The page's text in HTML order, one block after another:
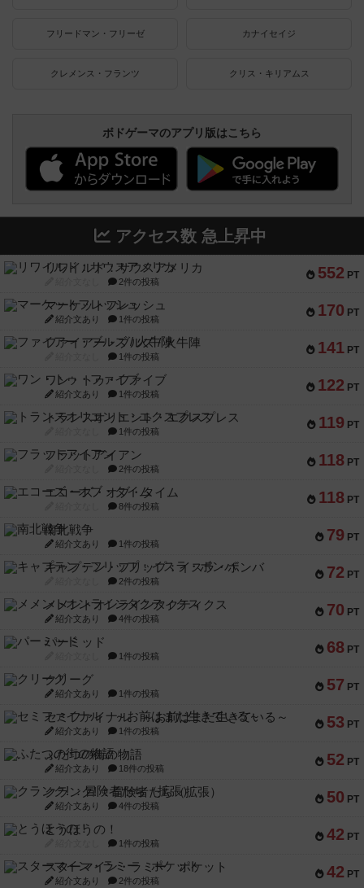
フリードマン・フリーゼ カナイセイジ
クレメンス・フランツ クリス・キリアムス
ボドゲーマのアプリ版はこちら
アクセス数 急上昇中
552 PT
リワイルド：サウスアメリカ
2件の投稿
170 PT
マーケットフレッシュ
紹介文あり 1件の投稿
141 PT
ファイアー・ブルズ / 火牛陣
1件の投稿
122 PT
ワン・トゥ・ファイブ
紹介文あり 1件の投稿
119 PT
トランスオリエント・エクスプレス
1件の投稿
118 PT
フラットアイアン
2件の投稿
118 PT
エコーズ・オブ・タイム
8件の投稿
79 PT
南北戦争
紹介文あり 1件の投稿
72 PT
キャプテン・フリップ：イスラ・ボンバ
2件の投稿
70 PT
メメントオンラインタクティクス
紹介文あり 4件の投稿
68 PT
パーミッド
1件の投稿
57 PT
クリーグ
紹介文あり 1件の投稿
53 PT
セミファイナル ～お前はまだ生きている～
紹介文あり 1件の投稿
52 PT
ふたつの街の物語
紹介文あり 18件の投稿
50 PT
クランク! ：冒険者たち（拡張）
紹介文あり 4件の投稿
42 PT
とうほうの！
1件の投稿
42 PT
スターマイン・ラミー ポケット
紹介文あり 2件の投稿